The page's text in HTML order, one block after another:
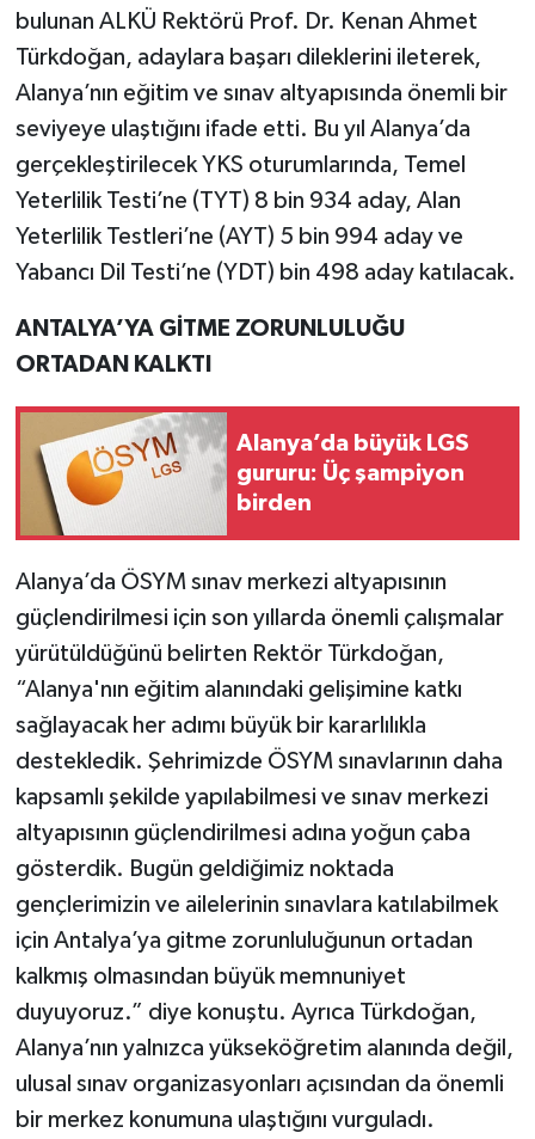
bulunan ALKÜ Rektörü Prof. Dr. Kenan Ahmet
Türkdoğan, adaylara başarı dileklerini ileterek,
Alanya’nın eğitim ve sınav altyapısında önemli bir
seviyeye ulaştığını ifade etti. Bu yıl Alanya’da
gerçekleştirilecek YKS oturumlarında, Temel
Yeterlilik Testi’ne (TYT) 8 bin 934 aday, Alan
Yeterlilik Testleri’ne (AYT) 5 bin 994 aday ve
Yabancı Dil Testi’ne (YDT) bin 498 aday katılacak.
ANTALYA’YA GİTME ZORUNLULUĞU
ORTADAN KALKTI
Alanya’da büyük LGS
gururu: Üç şampiyon
birden
Alanya’da ÖSYM sınav merkezi altyapısının
güçlendirilmesi için son yıllarda önemli çalışmalar
yürütüldüğünü belirten Rektör Türkdoğan,
“Alanya'nın eğitim alanındaki gelişimine katkı
sağlayacak her adımı büyük bir kararlılıkla
destekledik. Şehrimizde ÖSYM sınavlarının daha
kapsamlı şekilde yapılabilmesi ve sınav merkezi
altyapısının güçlendirilmesi adına yoğun çaba
gösterdik. Bugün geldiğimiz noktada
gençlerimizin ve ailelerinin sınavlara katılabilmek
için Antalya’ya gitme zorunluluğunun ortadan
kalkmış olmasından büyük memnuniyet
duyuyoruz.” diye konuştu. Ayrıca Türkdoğan,
Alanya’nın yalnızca yükseköğretim alanında değil,
ulusal sınav organizasyonları açısından da önemli
bir merkez konumuna ulaştığını vurguladı.